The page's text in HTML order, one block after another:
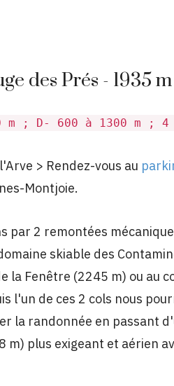
des Prés - 1935 m
m ; D- 600 à 1300 m ; 4
> Rendez-vous au
Montjoie.
par 2 remontées
skiable des
la Fenêtre (2245 m) ou au
l'un de ces 2 cols nous
la randonnée en passant
m) plus exigeant et aérien